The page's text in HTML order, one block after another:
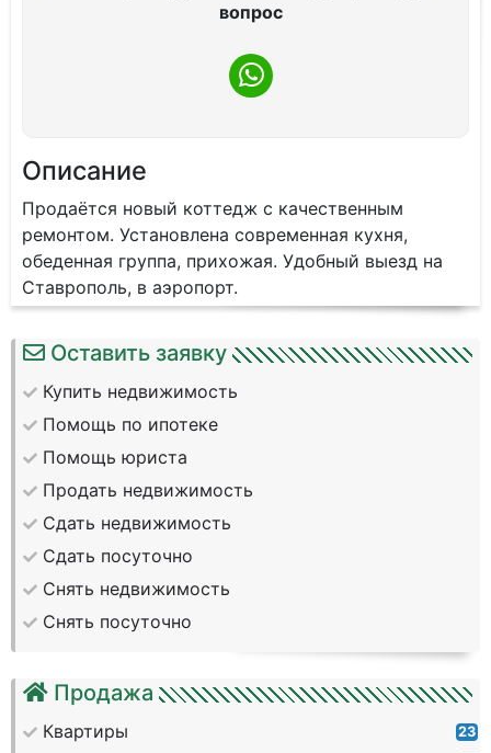
Оставить заявку
Купить недвижимость
Помощь по ипотеке
Помощь юриста
Продать недвижимость
Сдать недвижимость
Сдать посуточно
Снять недвижимость
Снять посуточно
Продажа
Квартиры 23
вопрос
Описание
Продаётся новый коттедж с качественным
ремонтом. Установлена современная кухня,
обеденная группа, прихожая. Удобный выезд на
Ставрополь, в аэропорт.